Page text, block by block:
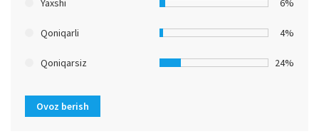
Qoniqarli 4%
Qoniqarsiz 24%
Ovoz berish